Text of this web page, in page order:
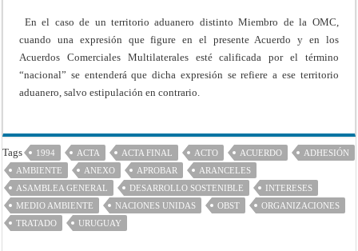
En el caso de un territorio aduanero distinto Miembro de la OMC,
cuando una expresión que figure en el presente Acuerdo y en los
Acuerdos Comerciales Multilaterales esté calificada por el término
“nacional” se entenderá que dicha expresión se refiere a ese territorio
aduanero, salvo estipulación en contrario.
Tags 1994 ACTA ACTA FINAL ACTO ACUERDO
ADHESIÓN
AMBIENTE
ANEXO APROBAR
ARANCELES
ASAMBLEA GENERAL
DESARROLLO SOSTENIBLE
INTERESES
MEDIO AMBIENTE
NACIONES UNIDAS OBST
ORGANIZACIONES
TRATADO
URUGUAY